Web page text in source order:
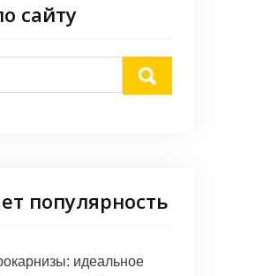
сайту
популярность
идеальное